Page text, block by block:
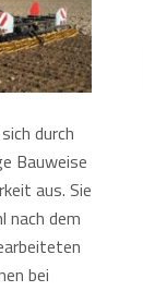
durch
Bauweise
aus. Sie
nach dem
bei